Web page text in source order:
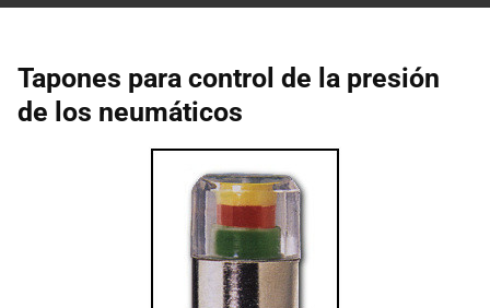
Tapones para control de la presión
de los neumáticos